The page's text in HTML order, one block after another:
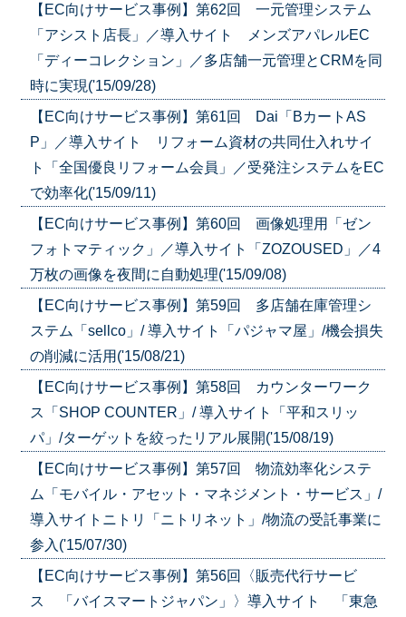
【EC向けサービス事例】第62回 一元管理システム
「アシスト店長」／導入サイト メンズアパレルEC
「ディーコレクション」／多店舗一元管理とCRMを同
時に実現('15/09/28)
【EC向けサービス事例】第61回 Dai「BカートAS
P」／導入サイト リフォーム資材の共同仕入れサイ
ト「全国優良リフォーム会員」／受発注システムをEC
で効率化('15/09/11)
【EC向けサービス事例】第60回 画像処理用「ゼン
フォトマティック」／導入サイト「ZOZOUSED」／4
万枚の画像を夜間に自動処理('15/09/08)
【EC向けサービス事例】第59回 多店舗在庫管理シ
ステム「sellco」/ 導入サイト「パジャマ屋」/機会損失
の削減に活用('15/08/21)
【EC向けサービス事例】第58回 カウンターワーク
ス「SHOP COUNTER」/ 導入サイト「平和スリッ
パ」/ターゲットを絞ったリアル展開('15/08/19)
【EC向けサービス事例】第57回 物流効率化システ
ム「モバイル・アセット・マネジメント・サービス」/
導入サイトニトリ「ニトリネット」/物流の受託事業に
参入('15/07/30)
【EC向けサービス事例】第56回〈販売代行サービ
ス 「バイスマートジャパン」〉導入サイト 「東急